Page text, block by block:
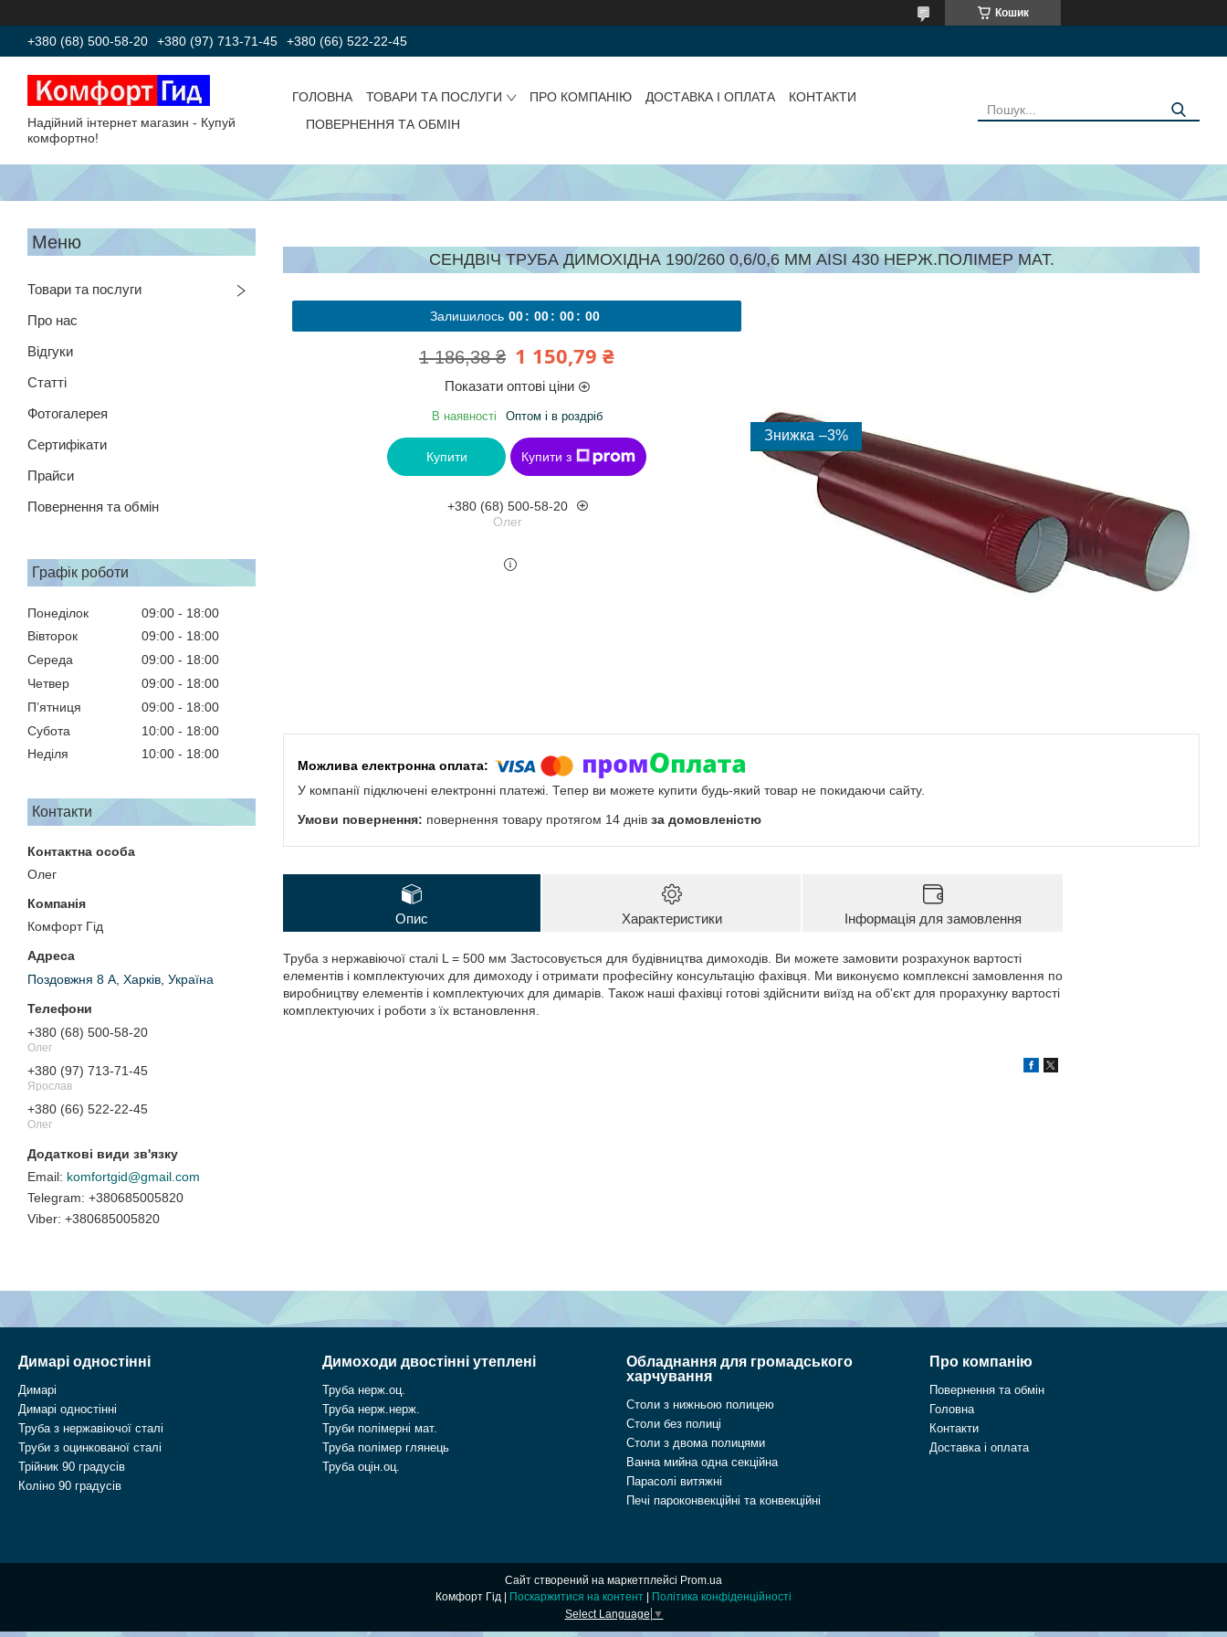
Кошик
+380 (68) 500-58-20 +380 (97) 713-71-45 +380 (66) 522-22-45
Надійний інтернет магазин - Купуй
комфортно!
ГОЛОВНА ТОВАРИ ТА ПОСЛУГИ ПРО КОМПАНІЮ ДОСТАВКА І ОПЛАТА
КОНТАКТИ
ПОВЕРНЕННЯ ТА ОБМІН
Товари та послуги
Про нас
Відгуки
Статті
Фотогалерея
Сертифікати
Прайси
Повернення та обмін
Графік роботи
Понеділок 09:00
18:00
Вівторок
09:00
18:00
Середа
09:00
18:00
Четвер
09:00
18:00
Пʼятниця
09:00
18:00
Субота
10:00
18:00
Неділя
10:00 18:00
Контакти
Олег
Комфорт Гід
Поздовжня 8 А, Харків, Україна
+380 (68) 500-58-20
Олег
+380 (97) 713-71-45
Ярослав
+380 (66) 522-22-45
Олег
komfortgid@gmail.com
+380685005820
+380685005820
СЕНДВІЧ ТРУБА ДИМОХІДНА 190/260 0,6/0,6 ММ AISI 430 НЕРЖ.ПОЛІМЕР МАТ.
Залишилось 00 00 00 00
1 186,38 ₴ 1 150,79 ₴
Показати оптові ціни
В наявності Оптом і в роздріб
Купити Купити з
+380 (68) 500-58-20
Олег
–3%
У компанії підключені електронні платежі. Тепер ви можете купити будь-який товар не покидаючи сайту.
повернення товару протягом 14 днів за домовленістю
Опис Характеристики Інформація для замовлення
Труба з нержавіючої сталі L = 500 мм Застосовується для будівництва димоходів. Ви можете замовити розрахунок вартості
елементів і комплектуючих для димоходу і отримати професійну консультацію фахівця. Ми виконуємо комплексні замовлення по
виробництву елементів і комплектуючих для димарів. Також наші фахівці готові здійснити виїзд на об'єкт для прорахунку вартості
комплектуючих і роботи з їх встановлення.
Димарі одностінні
Димарі
Димарі одностінні
Труба з нержавіючої сталі
Труби з оцинкованої сталі
Трійник 90 градусів
Коліно 90 градусів
Димоходи двостінні утеплені
Труба нерж.оц.
Труба нерж.нерж.
Труби полімерні мат.
Труба полімер глянець
Труба оцін.оц.
Обладнання для громадського
харчування
Столи з нижньою полицею
Столи без полиці
Столи з двома полицями
Ванна мийна одна секційна
Парасолі витяжні
Печі пароконвекційні та конвекційні
Про компанію
Повернення та обмін
Головна
Контакти
Доставка і оплата
Сайт створений на маркетплейсі Prom.ua
Поскаржитися на контент
Політика конфіденційності
Select Language ▼